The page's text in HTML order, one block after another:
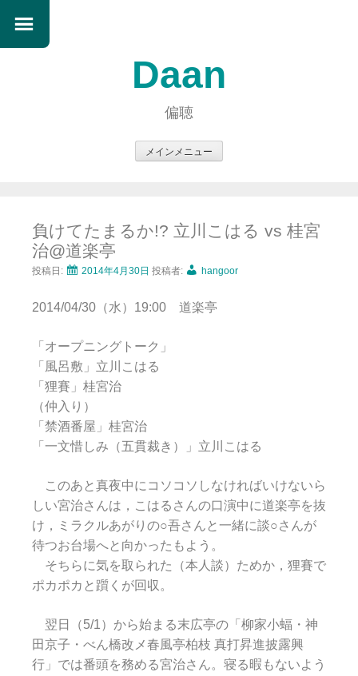
Daan
偏聴
メインメニュー
ン
ツ
へ
キ
プ
負けてたまるか!? 立川こはる vs 桂宮
治@道楽亭
投稿日: 2014年4月30日 投稿者: hangoor
2014/04/30（水）19:00 道楽亭
「オープニングトーク」
「風呂敷」立川こはる
「狸賽」桂宮治
（仲入り）
「禁酒番屋」桂宮治
「一文惜しみ（五貫裁き）」立川こはる
このあと真夜中にコソコソしなければいけないら
しい宮治さんは，こはるさんの口演中に道楽亭を抜
け，ミラクルあがりの○吾さんと一緒に談○さんが
待つお台場へと向かったもよう。
そちらに気を取られた（本人談）ためか，狸賽で
ポカポカと躓くが回収。
翌日（5/1）から始まる末広亭の「柳家小蝠・神
田京子・べん橋改メ春風亭柏枝 真打昇進披露興
行」では番頭を務める宮治さん。寝る暇もないよう